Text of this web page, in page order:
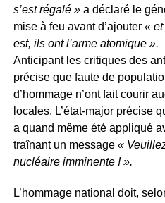
s’est régalé »a déclaré le
mise à feu avant d’ajouter« et
est, ils ont l’arme atomique ».
Anticipant les critiques des
précise que faute de
d’hommage n’ont fait courir
locales. L’état-major précise
a quand même été appliqué
traînant un message «
nucléaire imminente ! ».
L’hommage national doit,